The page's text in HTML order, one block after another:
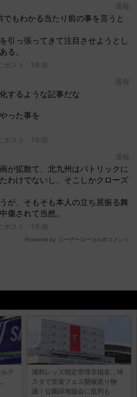
テ
浦和レッズ指定管理非指名…埼
スタで音楽フェス開催巡り物
議！公園緑地協会に批判も